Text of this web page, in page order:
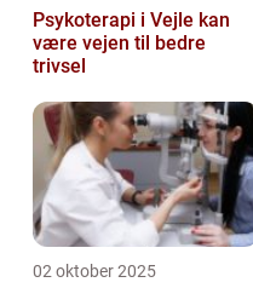
Psykoterapi i Vejle kan
være vejen til bedre
trivsel
02 oktober 2025